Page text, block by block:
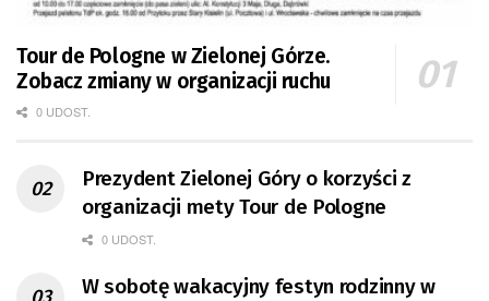
Tour de Pologne w Zielonej Górze.
Zobacz zmiany w organizacji ruchu
0 UDOST.
Prezydent Zielonej Góry o korzyści z
organizacji mety Tour de Pologne
0 UDOST.
W sobotę wakacyjny festyn rodzinny w